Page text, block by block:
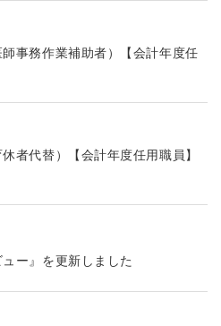
事務作業補助者）【会計年度任
者代替）【会計年度任用職員】
ー』を更新しました